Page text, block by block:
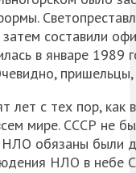
составили
в январе
лет с тех пор,
мире. СССР не
НЛО обязаны были
НЛО в небе